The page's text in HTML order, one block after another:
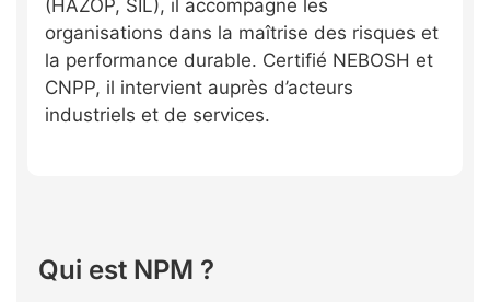
(HAZOP, SIL), il accompagne les
organisations dans la maîtrise des risques et
la performance durable. Certifié NEBOSH et
CNPP, il intervient auprès d’acteurs
industriels et de services.
Qui est NPM ?